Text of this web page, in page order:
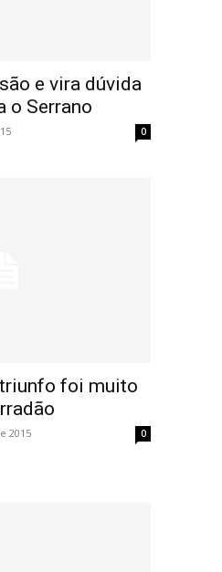
e vira dúvida
o Serrano
0
triunfo foi muito
2015 0